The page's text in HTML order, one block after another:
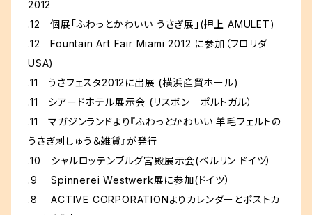
2012
.12 個展「ふわっとかわいい うさぎ展」(押上 AMULET)
.12 Fountain Art Fair Miami 2012 に参加（フロリダ
USA)
.11 うさフェスタ2012に出展 (横浜産貿ホール)
.11 シアードホテル展示会 (リスボン ポルトガル）
.11 マガジンランドより『ふわっとかわいい 羊毛フェルトの
うさぎ刺しゅう＆雑貨』が発行
.10 シャルロッテンブルグ宮殿展示会(ベルリン ドイツ）
.9 Spinnerei Westwerk展に参加(ドイツ）
.8 ACTIVE CORPORATIONよりカレンダーとポストカ